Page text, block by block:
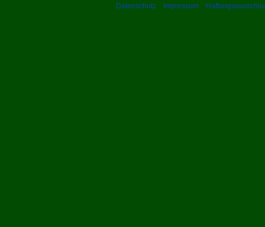
Datenschutz Impressum